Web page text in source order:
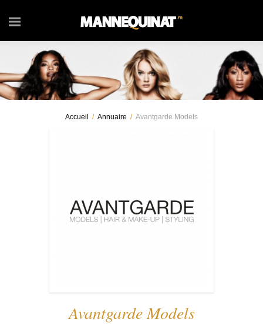
Accueil / Annuaire / Avantgarde Models
Avantgarde Models